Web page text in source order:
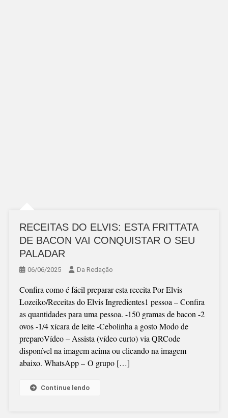
RECEITAS DO ELVIS: ESTA FRITTATA
DE BACON VAI CONQUISTAR O SEU
PALADAR
06/06/2025 Da Redação
Confira como é fácil preparar esta receita Por Elvis
Lozeiko/Receitas do Elvis Ingredientes1 pessoa – Confira
as quantidades para uma pessoa. -150 gramas de bacon -2
ovos -1/4 xícara de leite -Cebolinha a gosto Modo de
preparoVídeo – Assista (vídeo curto) via QRCode
disponível na imagem acima ou clicando na imagem
abaixo. WhatsApp – O grupo […]
Continue lendo